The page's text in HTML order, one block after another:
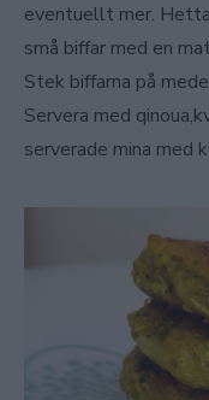
eventuellt mer.
små biffar med en
Stek biffarna på
Servera med
serverade mina med